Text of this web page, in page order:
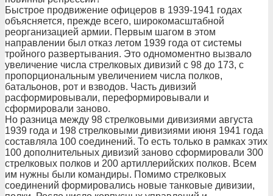
Быстрое продвижение офицеров в 1939-1941 годах
объясняется, прежде всего, широкомасштабной
реорганизацией армии. Первым шагом в этом
направлении был отказ летом 1939 года от системы
тройного развертывания. Это одномоментно вызвало
увеличение числа стрелковых дивизий с 98 до 173, с
пропорциональным увеличением числа полков,
батальонов, рот и взводов. Часть дивизий
расформировывали, переформировывали и
сформировали заново.
Но разница между 98 стрелковыми дивизиями августа
1939 года и 198 стрелковыми дивизиями июня 1941 года
составляла 100 соединений. То есть только в рамках этих
100 дополнительных дивизий заново сформировали 300
стрелковых полков и 200 артиллерийских полков. Всем
им нужны были командиры. Помимо стрелковых
соединений формировались новые танковые дивизии,